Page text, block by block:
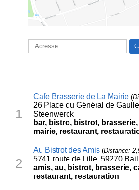
1
Cafe Brasserie de La Mairie(
26 Place du Général de
Steenwerck
bar, bistro, bistrot, brasserie,
mairie, restaurant,
2
Au Bistrot des Amis(Distance:
5741 route de Lille, 59270
amis, au, bistrot, brasserie,
restaurant, restauration